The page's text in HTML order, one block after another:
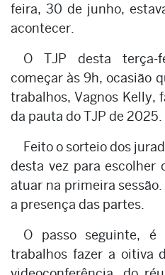
feira, 30 de junho,
acontecer.
O TJP desta terça-
começar às 9h, ocasião
trabalhos, Vagnos Kelly,
da pauta do TJP de 2025.
Feito o sorteio dos
desta vez para escolher
atuar na primeira
a presença das partes.
O passo seguinte,
trabalhos fazer a oitiva